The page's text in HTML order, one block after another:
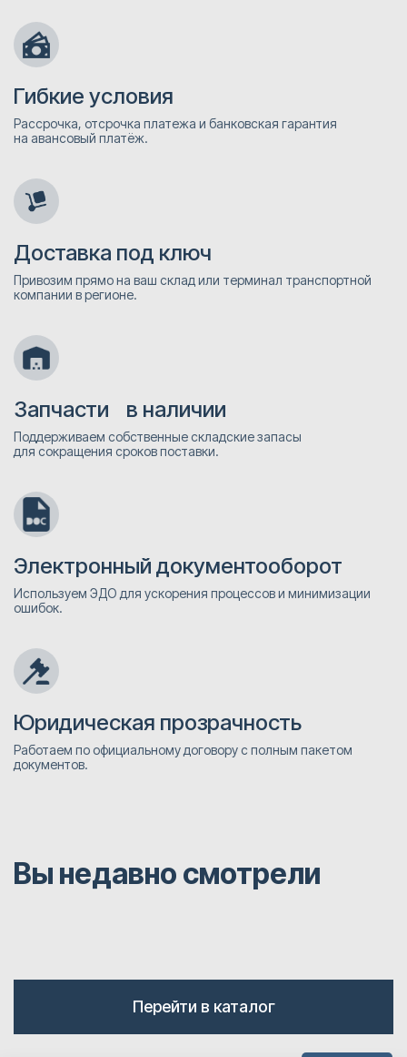
Гибкие условия
Рассрочка, отсрочка платежа и банковская гарантия
на авансовый платёж.
Доставка под ключ
Привозим прямо на ваш склад или терминал транспортной
компании в регионе.
Запчасти в наличии
Поддерживаем собственные складские запасы
для сокращения сроков поставки.
Электронный документооборот
Используем ЭДО для ускорения процессов и минимизации
ошибок.
Юридическая прозрачность
Работаем по официальному договору с полным пакетом
документов.
Вы недавно смотрели
Перейти в каталог